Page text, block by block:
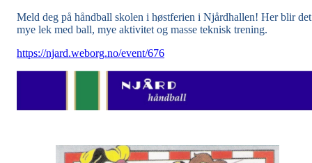
Meld deg på håndball skolen i høstferien i Njårdhallen! Her blir det
mye lek med ball, mye aktivitet og masse teknisk trening.
https://njard.weborg.no/event/676